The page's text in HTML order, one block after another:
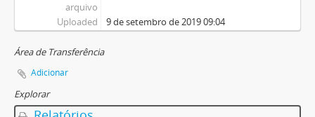
arquivo
Uploaded 9 de setembro de 2019 09:04
Área de Transferência
Adicionar
Explorar